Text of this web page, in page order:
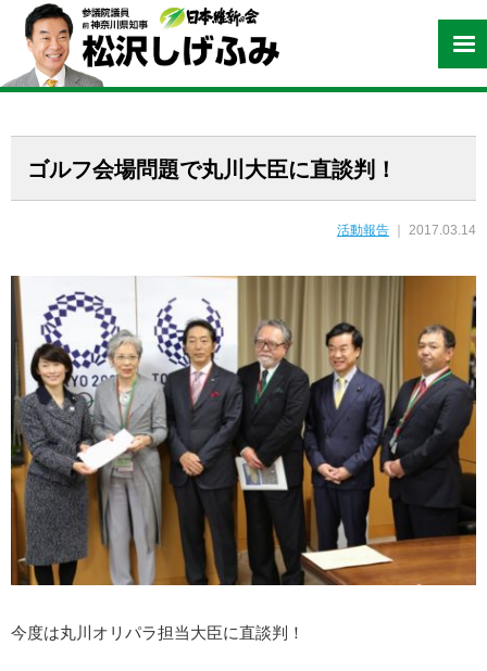
ゴルフ会場問題で丸川大臣に直談判！
活動報告 ｜ 2017.03.14
今度は丸川オリパラ担当大臣に直談判！